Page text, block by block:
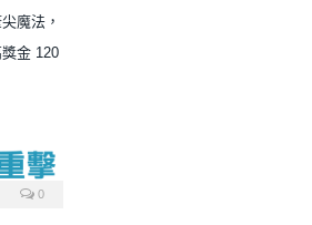
魔法，
金 120
0